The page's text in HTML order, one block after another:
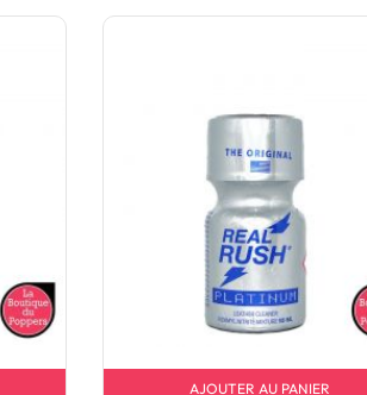
AJOUTER AU PANIER